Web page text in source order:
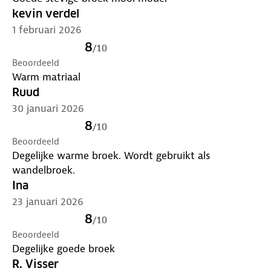
kevin verdel
1 februari 2026
8/10
Beoordeeld
Warm matriaal
Ruud
30 januari 2026
8/10
Beoordeeld
Degelijke warme broek. Wordt gebruikt als
wandelbroek.
Ina
23 januari 2026
8/10
Beoordeeld
Degelijke goede broek
R. Visser